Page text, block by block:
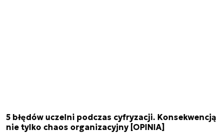
5 błędów uczelni podczas cyfryzacji. Konsekwencją
nie tylko chaos organizacyjny [OPINIA]